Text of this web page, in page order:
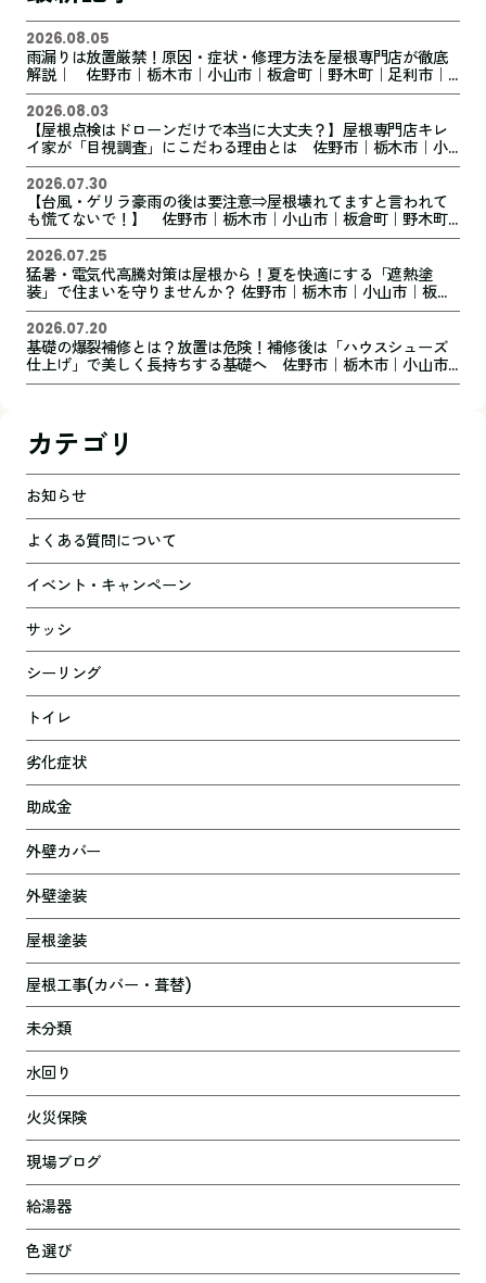
2026.08.05
雨漏りは放置厳禁！原因・症状・修理方法を屋根専門店が徹底
解説｜ 佐野市｜栃木市｜小山市｜板倉町｜野木町｜足利市｜
館林市｜創業1973年の屋根外壁リフォーム専門店 キレイ家
2026.08.03
【屋根点検はドローンだけで本当に大丈夫？】屋根専門店キレ
イ家が「目視調査」にこだわる理由とは 佐野市｜栃木市｜小
山市｜板倉町｜野木町｜足利市｜館林市｜創業1973年の屋根外
壁リフォーム専門店 キレイ家
2026.07.30
【台風・ゲリラ豪雨の後は要注意⇒屋根壊れてますと言われて
も慌てないで！】 佐野市｜栃木市｜小山市｜板倉町｜野木町
｜足利市｜館林市｜創業1973年の屋根外壁リフォーム専門店
キレイ家
2026.07.25
猛暑・電気代高騰対策は屋根から！夏を快適にする「遮熱塗
装」で住まいを守りませんか？ 佐野市｜栃木市｜小山市｜板倉
町｜野木町｜足利市｜館林市｜桐生市 創業1973年の屋根外壁
リフォーム専門店 キレイ家
2026.07.20
基礎の爆裂補修とは？放置は危険！補修後は「ハウスシューズ
仕上げ」で美しく長持ちする基礎へ 佐野市｜栃木市｜小山市
｜板倉町｜野木町｜足利市｜館林市｜桐生市 創業1973年の屋
カテゴリ
お知らせ
よくある質問について
イベント・キャンペーン
サッシ
シーリング
トイレ
劣化症状
助成金
外壁カバー
外壁塗装
屋根塗装
屋根工事(カバー・葺替)
未分類
水回り
火災保険
現場ブログ
給湯器
色選び